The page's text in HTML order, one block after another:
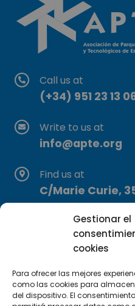
Gestionar el
cookies
Para ofrecer las mejores
como las cookies para
del dispositivo. El
Call us at
(+34) 951 23 13
Write to us at
info@apte.org
Find us at
C/Marie Curie,
29590